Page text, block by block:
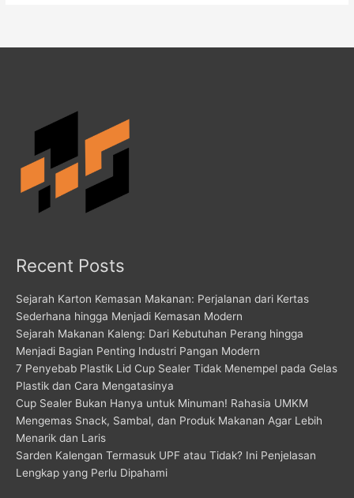
Recent Posts
Sejarah Karton Kemasan Makanan: Perjalanan dari Kertas
Sederhana hingga Menjadi Kemasan Modern
Sejarah Makanan Kaleng: Dari Kebutuhan Perang hingga
Menjadi Bagian Penting Industri Pangan Modern
7 Penyebab Plastik Lid Cup Sealer Tidak Menempel pada Gelas
Plastik dan Cara Mengatasinya
Cup Sealer Bukan Hanya untuk Minuman! Rahasia UMKM
Mengemas Snack, Sambal, dan Produk Makanan Agar Lebih
Menarik dan Laris
Sarden Kalengan Termasuk UPF atau Tidak? Ini Penjelasan
Lengkap yang Perlu Dipahami